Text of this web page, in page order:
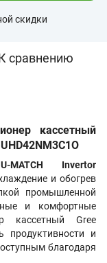
скидки
сравнению
кассетный
MATCH Invertor
и обогрев
промышленной
и комфортные
кассетный Gree
продуктивности и
благодаря